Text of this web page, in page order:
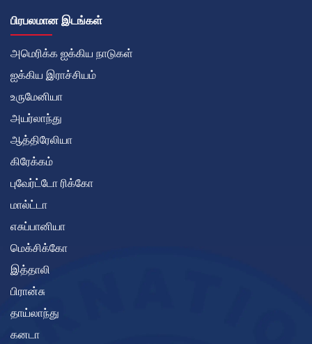
பிரபலமான இடங்கள்
அமெரிக்க ஐக்கிய நாடுகள்
ஐக்கிய இராச்சியம்
உருமேனியா
அயர்லாந்து
ஆத்திரேலியா
கிரேக்கம்
புவேர்ட்டோ ரிக்கோ
மால்ட்டா
எசுப்பானியா
மெக்சிக்கோ
இத்தாலி
பிரான்சு
தாய்லாந்து
கனடா